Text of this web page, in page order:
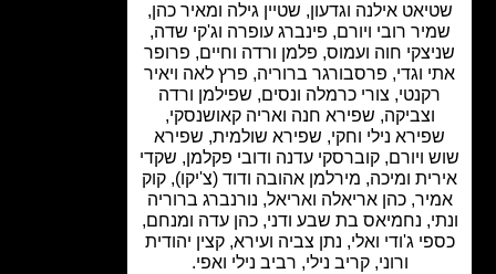
אילנה וגדעון,שטיין גילה ומאיר כהן,
רובי ויורם,פינברג עופרה וג'קי שדה,
חוה ועמוס,פלמן ורדה וחיים,פרופר
וגדי, פרסבורגר ברוריה,פרץ לאה ויאיר
צורי כרמלה ונסים,שפילמן ורדה
וצביקה,שפירא חנה ואריה קאושנסקי,
נילי וחקי,שפירא שולמית,שפירא
ויורם,קוברסקי עדנה ודובי פקלמן, שקדי
ומיכה,מירלמן אהובה ודוד (צ'יקו), קוק
כהן אריאלה ואריאל, נורנברג ברוריה
נחמיאס בת שבע ודני,כהן עדה ומנחם,
ג'ודי ואלי,נתן צביה ועירא,קצין יהודית
ורוני, קריב נילי, רביב נילי ואפי.